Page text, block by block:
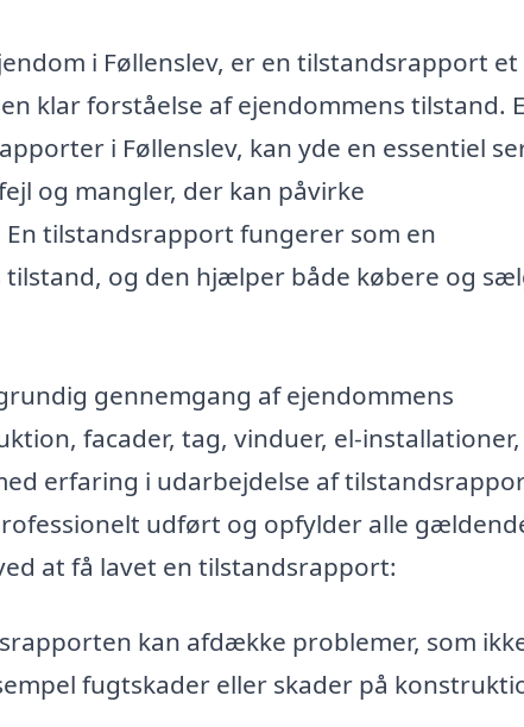
i Føllenslev, er en tilstandsrapport et
klar forståelse af ejendommens tilstand.
i Føllenslev, kan yde en essentiel
og mangler, der kan påvirke
tilstandsrapport fungerer som en
og den hjælper både købere og
gennemgang af ejendommens
facader, tag, vinduer, el-installationer,
erfaring i udarbejdelse af
udført og opfylder alle
at få lavet en tilstandsrapport:
kan afdække problemer, som
fugtskader eller skader på